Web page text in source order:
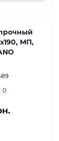
МП,
0